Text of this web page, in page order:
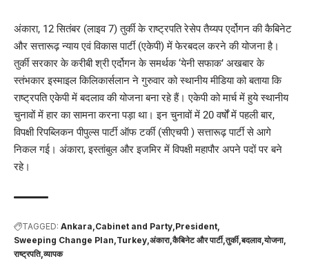
अंकारा, 12 सितंबर (लाइव 7) तुर्की के राष्ट्रपति रेसेप तैय्यप एर्दोगन की कैबिनेट
और सत्तारूढ़ न्याय एवं विकास पार्टी (एकेपी) में फेरबदल करने की योजना है।
तुर्की सरकार के करीबी श्री एर्दोगन के समर्थक ‘येनी सफाक’ अखबार के
स्तंभकार इस्माइल किलिकार्सलान ने गुरुवार को स्थानीय मीडिया को बताया कि
राष्ट्रपति एकेपी में बदलाव की योजना बना रहे हैं। एकेपी को मार्च में हुये स्थानीय
चुनावों में हार का सामना करना पड़ा था। इन चुनावों में 20 वर्षों में पहली बार,
विपक्षी रिपब्लिकन पीपुल्स पार्टी ऑफ टर्की (सीएचपी ) सत्तारूढ़ पार्टी से आगे
निकल गई। अंकारा, इस्तांबुल और इजमिर में विपक्षी महापौर अपने पदों पर बने
रहे।
TAGGED: Ankara Cabinet and Party President
Sweeping Change Plan Turkey अंकारा कैबिनेट और पार्टी तुर्की बदलाव योजना
राष्ट्रपति व्यापक